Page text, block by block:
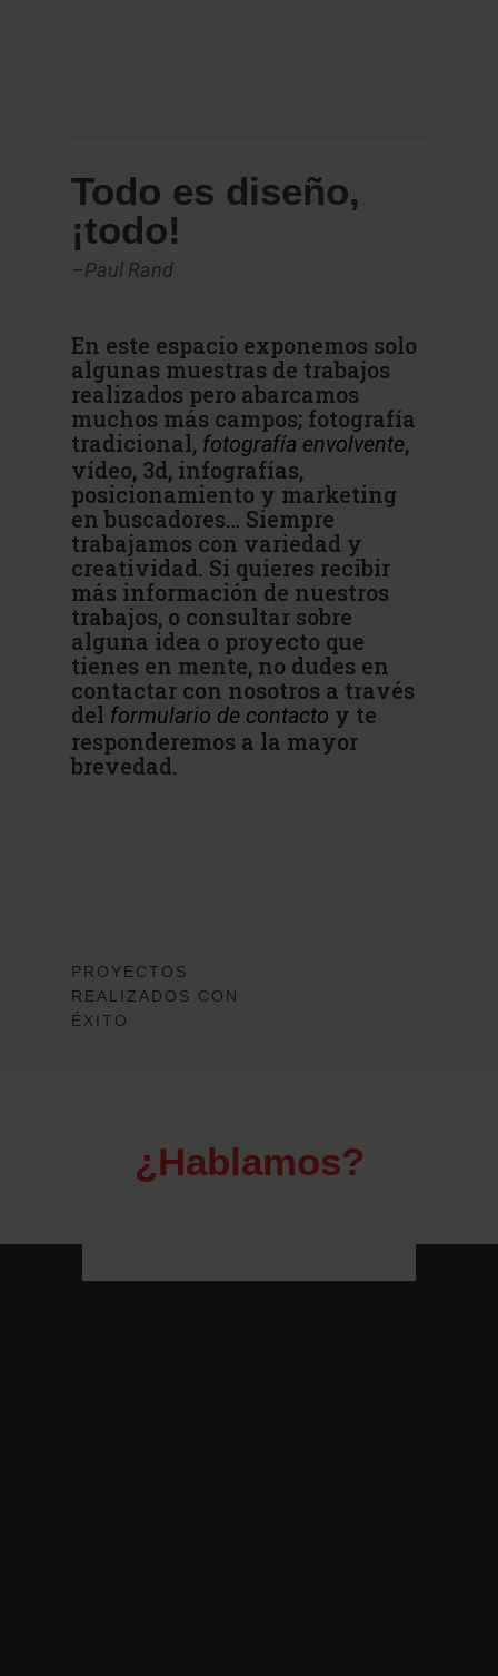
Todo es diseño,
¡todo!
–Paul Rand
En este espacio exponemos solo
algunas muestras de trabajos
realizados pero abarcamos
muchos más campos; fotografía
tradicional, fotografía envolvente,
vídeo, 3d, infografías,
posicionamiento y marketing
en buscadores… Siempre
trabajamos con variedad y
creatividad. Si quieres recibir
más información de nuestros
trabajos, o consultar sobre
alguna idea o proyecto que
tienes en mente, no dudes en
contactar con nosotros a través
del formulario de contacto y te
responderemos a la mayor
brevedad.
PROYECTOS
REALIZADOS CON
ÉXITO
¿Hablamos?